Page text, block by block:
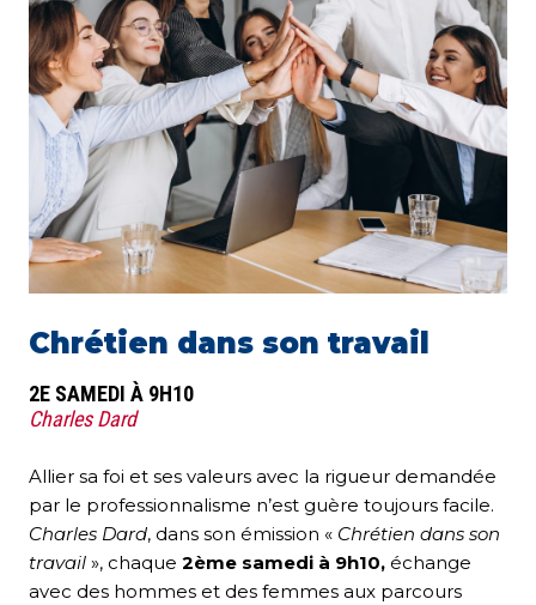
Chrétien dans son travail
2E SAMEDI À 9H10
Charles Dard
Allier sa foi et ses valeurs avec la rigueur demandée
par le professionnalisme n’est guère toujours facile.
Charles Dard, dans son émission « Chrétien dans son
travail », chaque 2ème samedi à 9h10, échange
avec des hommes et des femmes aux parcours